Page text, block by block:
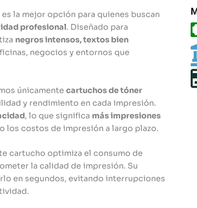
es la mejor opción para quienes buscan
profesional. Diseñado para
negros intensos, textos bien
negocios y entornos que
únicamente cartuchos de tóner
y rendimiento en cada impresión.
, lo que significa más impresiones
los costos de impresión a largo plazo.
cartucho optimiza el consumo de
la calidad de impresión. Su
en segundos, evitando interrupciones